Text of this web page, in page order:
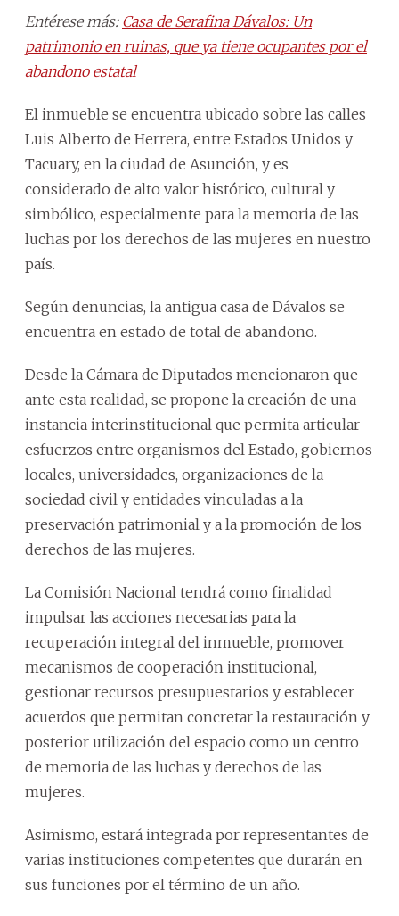
Entérese más: Casa de Serafina Dávalos: Un
patrimonio en ruinas, que ya tiene ocupantes por el
abandono estatal
El inmueble se encuentra ubicado sobre las calles
Luis Alberto de Herrera, entre Estados Unidos y
Tacuary, en la ciudad de Asunción, y es
considerado de alto valor histórico, cultural y
simbólico, especialmente para la memoria de las
luchas por los derechos de las mujeres en nuestro
país.
Según denuncias, la antigua casa de Dávalos se
encuentra en estado de total de abandono.
Desde la Cámara de Diputados mencionaron que
ante esta realidad, se propone la creación de una
instancia interinstitucional que permita articular
esfuerzos entre organismos del Estado, gobiernos
locales, universidades, organizaciones de la
sociedad civil y entidades vinculadas a la
preservación patrimonial y a la promoción de los
derechos de las mujeres.
La Comisión Nacional tendrá como finalidad
impulsar las acciones necesarias para la
recuperación integral del inmueble, promover
mecanismos de cooperación institucional,
gestionar recursos presupuestarios y establecer
acuerdos que permitan concretar la restauración y
posterior utilización del espacio como un centro
de memoria de las luchas y derechos de las
mujeres.
Asimismo, estará integrada por representantes de
varias instituciones competentes que durarán en
sus funciones por el término de un año.